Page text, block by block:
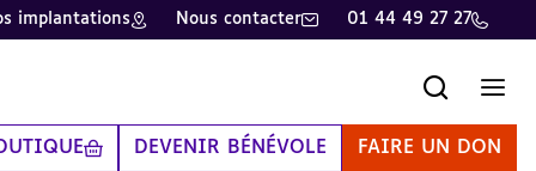
implantations Nous contacter 01 44 49 27 27
DEVENIR BÉNÉVOLE FAIRE UN DON